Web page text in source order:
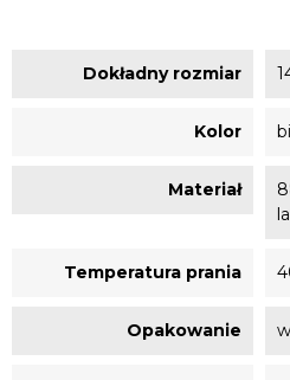
Dokładny rozmiar
Kolor
Materiał
Temperatura prania
Opakowanie